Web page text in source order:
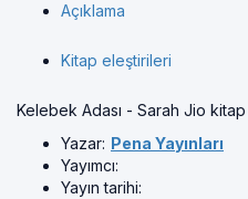
Açıklama
Kitap eleştirileri
Kelebek Adası - Sarah Jio
Yazar: Pena Yayınları
Yayımcı:
Yayın tarihi: